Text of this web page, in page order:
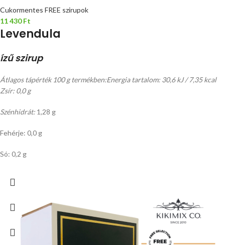
Cukormentes FREE szirupok
11 430Ft
Levendula
ízű szirup
Átlagos tápérték 100 g termékben:Energia tartalom: 30,6 kJ / 7,35 kcal
Zsír: 0,0 g
Szénhidrát: 1,28 g
Fehérje: 0,0 g
Só: 0,2 g